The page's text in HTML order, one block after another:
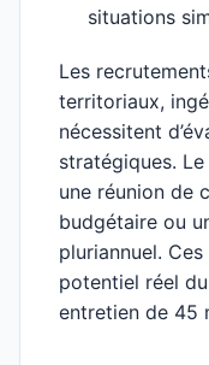
situations
Les
territoriaux,
nécessitent
stratégiques.
une réunion de
budgétaire ou
pluriannuel.
potentiel réel
entretien de 45